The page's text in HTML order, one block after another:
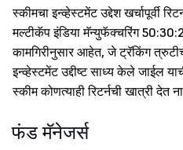
स्कीमचा इन्व्हेस्टमेंट उद्देश खर्चापूर्वी
मल्टीकॅप इंडिया मॅन्युफॅक्चरिंग
कामगिरीनुसार आहेत, जे ट्रॅकिंग
इन्व्हेस्टमेंट उद्दीष्ट साध्य केले जाईल
स्कीम कोणत्याही रिटर्नची खात्री देत
फंड मॅनेजर्स